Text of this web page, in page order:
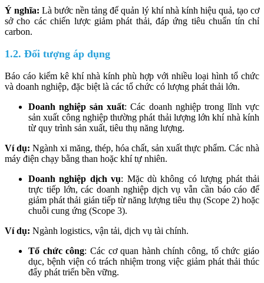
Ý nghĩa:Là bước nền tảng để quản lý khí nhà kính hiệu quả, tạo cơ
sở cho các chiến lược giảm phát thải, đáp ứng tiêu chuẩn tín chỉ
carbon.
1.2. Đối tượng áp dụng
Báo cáo kiểm kê khí nhà kính phù hợp với nhiều loại hình tổ chức
và doanh nghiệp, đặc biệt là các tổ chức có lượng phát thải lớn.
Doanh nghiệp sản xuất: Các doanh nghiệp trong lĩnh vực
sản xuất công nghiệp thường phát thải lượng lớn khí nhà kính
từ quy trình sản xuất, tiêu thụ năng lượng.
Ví dụ: Ngành xi măng, thép, hóa chất, sản xuất thực phẩm. Các nhà
máy điện chạy bằng than hoặc khí tự nhiên.
Doanh nghiệp dịch vụ: Mặc dù không có lượng phát thải
trực tiếp lớn, các doanh nghiệp dịch vụ vẫn cần báo cáo để
giảm phát thải gián tiếp từ năng lượng tiêu thụ (Scope 2) hoặc
chuỗi cung ứng (Scope 3).
Ví dụ: Ngành logistics, vận tải, dịch vụ tài chính.
Tổ chức công: Các cơ quan hành chính công, tổ chức giáo
dục, bệnh viện có trách nhiệm trong việc giảm phát thải thúc
đẩy phát triển bền vững.